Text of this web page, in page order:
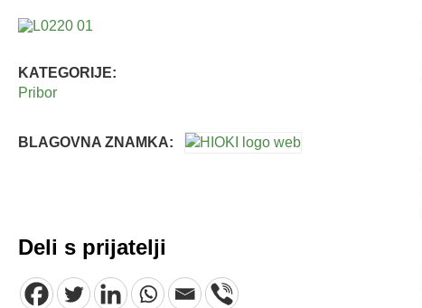
KATEGORIJE:
Pribor
BLAGOVNA ZNAMKA:
Deli s prijatelji